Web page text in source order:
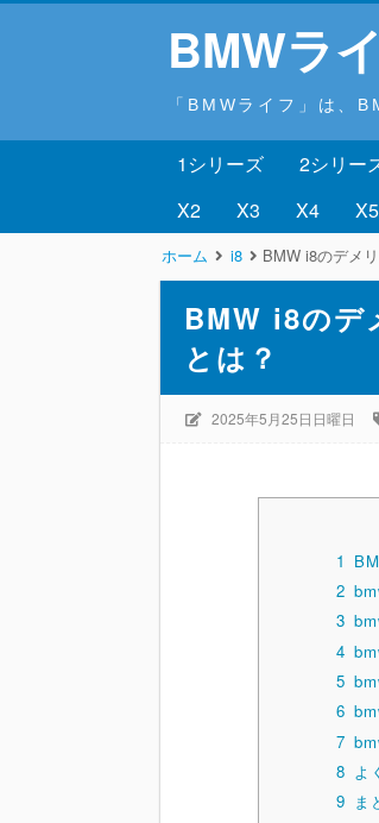
BMWラ
「BMWライフ」は、
1シリーズ 2シリー
X2
X3 X4 X5
ホーム i8 BMW i8のデメ
BMW i8のデ
とは？
2025年5月25日日曜日
1
2
3
4
5
6
7
8 よ
9 ま